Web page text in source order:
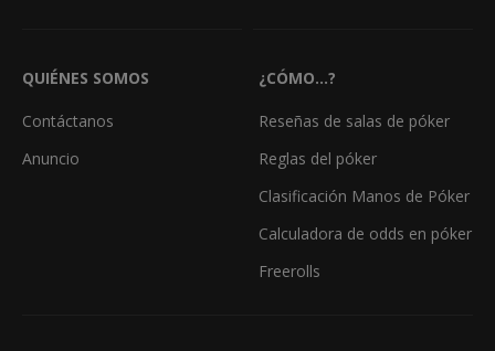
QUIÉNES SOMOS
Contáctanos
Anuncio
¿CÓMO...?
Reseñas de salas de póker
Reglas del póker
Clasificación Manos de Póker
Calculadora de odds en póker
Freerolls